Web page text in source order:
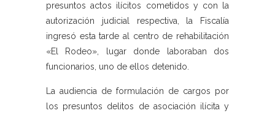
presuntos actos ilícitos cometidos y con la
autorización judicial respectiva, la Fiscalía
ingresó esta tarde al centro de rehabilitación
«El Rodeo», lugar donde laboraban dos
funcionarios, uno de ellos detenido.
La audiencia de formulación de cargos por
los presuntos delitos de asociación ilícita y